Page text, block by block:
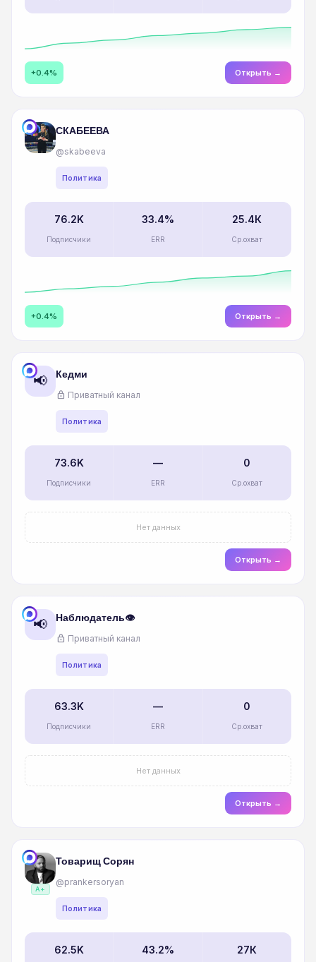
+0.4% Открыть →
СКАБЕЕВА
@skabeeva
Политика
76.2K
Подписчики
33.4%
ERR
25.4К
Ср.охват
+0.4% Открыть →
📢 Кедми
lock Приватный канал
Политика
73.6K
Подписчики
—
ERR
0
Ср.охват
Нет данных
Открыть →
📢 Наблюдатель👁️
lock Приватный канал
Политика
63.3K
Подписчики
—
ERR
0
Ср.охват
Нет данных
Открыть →
A+
Товарищ Сорян
@prankersoryan
Политика
62.5K 43.2% 27К